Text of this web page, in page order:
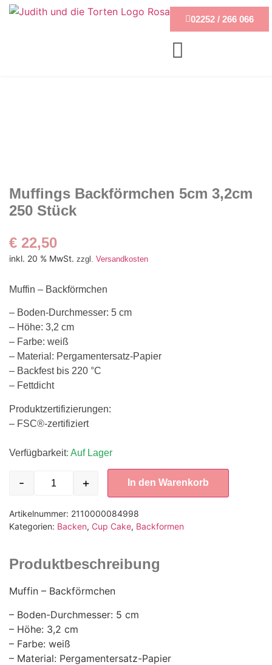
02252 / 266 066
Muffings Backförmchen 5cm 3,2cm
250 Stück
€ 22,50
inkl. 20 % MwSt. zzgl. Versandkosten
Muffin – Backförmchen
– Boden-Durchmesser: 5 cm
– Höhe: 3,2 cm
– Farbe: weiß
– Material: Pergamentersatz-Papier
– Backfest bis 220 °C
– Fettdicht
Produktzertifizierungen:
– FSC®-zertifiziert
Verfügbarkeit: Auf Lager
- + In den Warenkorb
Artikelnummer: 2110000084998
Kategorien: Backen, Cup Cake, Backformen
Produktbeschreibung
Muffin – Backförmchen
– Boden-Durchmesser: 5 cm
– Höhe: 3,2 cm
– Farbe: weiß
– Material: Pergamentersatz-Papier